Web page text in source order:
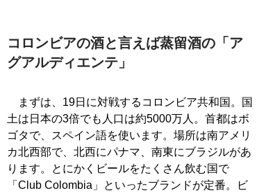
コロンビアの酒と言えば蒸留酒の「ア
グアルディエンテ」
まずは、19日に対戦するコロンビア共和国。国
土は日本の3倍でも人口は約5000万人。首都はボ
ゴタで、スペイン語を使います。場所は南アメリ
カ北西部で、北西にパナマ、南東にブラジルがあ
ります。とにかくビールをたくさん飲む国で
「Club Colombia」といったブランドが定番。ビ